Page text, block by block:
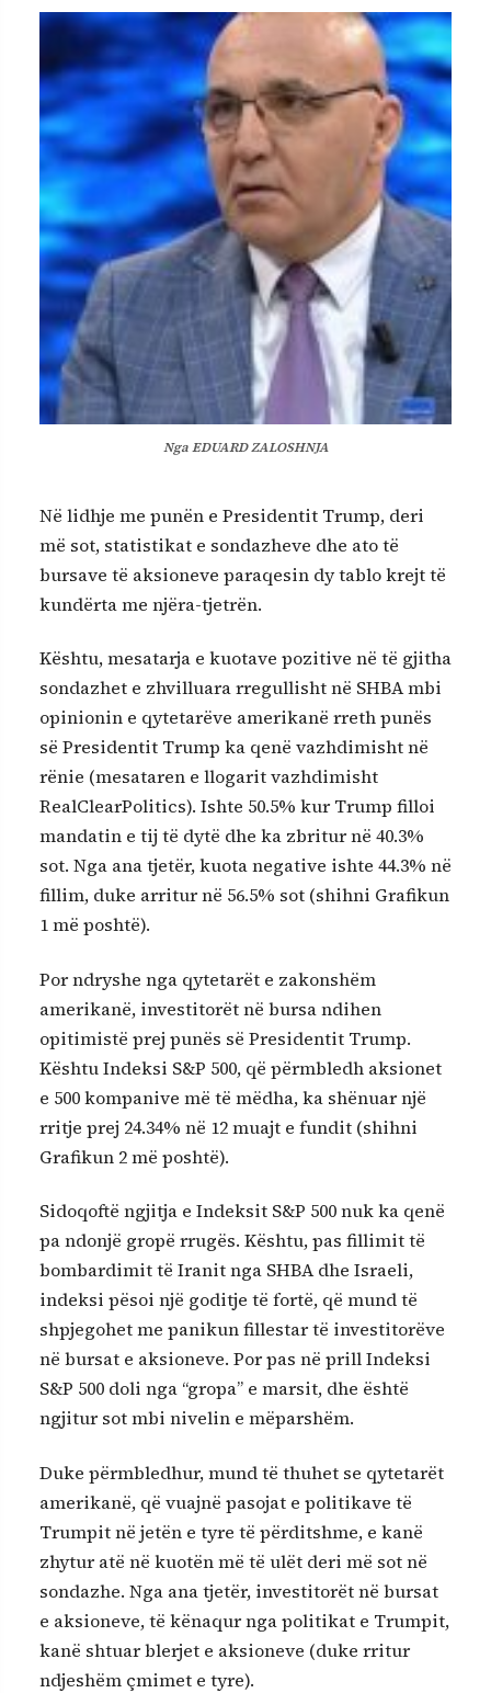
Nga EDUARD ZALOSHNJA
Në lidhje me punën e Presidentit Trump, deri
më sot, statistikat e sondazheve dhe ato të
bursave të aksioneve paraqesin dy tablo krejt të
kundërta me njëra-tjetrën.
Kështu, mesatarja e kuotave pozitive në të gjitha
sondazhet e zhvilluara rregullisht në SHBA mbi
opinionin e qytetarëve amerikanë rreth punës
së Presidentit Trump ka qenë vazhdimisht në
rënie (mesataren e llogarit vazhdimisht
RealClearPolitics). Ishte 50.5% kur Trump filloi
mandatin e tij të dytë dhe ka zbritur në 40.3%
sot. Nga ana tjetër, kuota negative ishte 44.3% në
fillim, duke arritur në 56.5% sot (shihni Grafikun
1 më poshtë).
Por ndryshe nga qytetarët e zakonshëm
amerikanë, investitorët në bursa ndihen
opitimistë prej punës së Presidentit Trump.
Kështu Indeksi S&P 500, që përmbledh aksionet
e 500 kompanive më të mëdha, ka shënuar një
rritje prej 24.34% në 12 muajt e fundit (shihni
Grafikun 2 më poshtë).
Sidoqoftë ngjitja e Indeksit S&P 500 nuk ka qenë
pa ndonjë gropë rrugës. Kështu, pas fillimit të
bombardimit të Iranit nga SHBA dhe Israeli,
indeksi pësoi një goditje të fortë, që mund të
shpjegohet me panikun fillestar të investitorëve
në bursat e aksioneve. Por pas në prill Indeksi
S&P 500 doli nga “gropa” e marsit, dhe është
ngjitur sot mbi nivelin e mëparshëm.
Duke përmbledhur, mund të thuhet se qytetarët
amerikanë, që vuajnë pasojat e politikave të
Trumpit në jetën e tyre të përditshme, e kanë
zhytur atë në kuotën më të ulët deri më sot në
sondazhe. Nga ana tjetër, investitorët në bursat
e aksioneve, të kënaqur nga politikat e Trumpit,
kanë shtuar blerjet e aksioneve (duke rritur
ndjeshëm çmimet e tyre).